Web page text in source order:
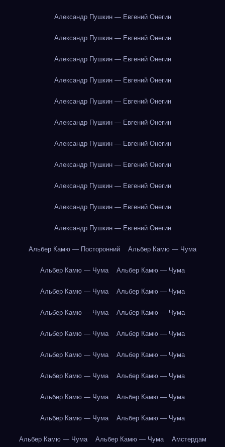
Александр Пушкин — Евгений Онегин
Александр Пушкин — Евгений Онегин
Александр Пушкин — Евгений Онегин
Александр Пушкин — Евгений Онегин
Александр Пушкин — Евгений Онегин
Александр Пушкин — Евгений Онегин
Александр Пушкин — Евгений Онегин
Александр Пушкин — Евгений Онегин
Александр Пушкин — Евгений Онегин
Александр Пушкин — Евгений Онегин
Александр Пушкин — Евгений Онегин
Альбер Камю — Посторонний Альбер Камю — Чума
Альбер Камю — Чума Альбер Камю — Чума
Альбер Камю — Чума Альбер Камю — Чума
Альбер Камю — Чума Альбер Камю — Чума
Альбер Камю — Чума Альбер Камю — Чума
Альбер Камю — Чума Альбер Камю — Чума
Альбер Камю — Чума Альбер Камю — Чума
Альбер Камю — Чума Альбер Камю — Чума
Альбер Камю — Чума Альбер Камю — Чума
Альбер Камю — Чума Альбер Камю — Чума Амстердам